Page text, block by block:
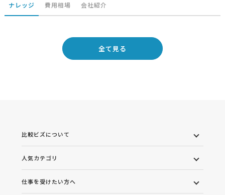
ナレッジ 費用相場 会社紹介
全て見る
比較ビズについて
人気カテゴリ
仕事を受けたい方へ